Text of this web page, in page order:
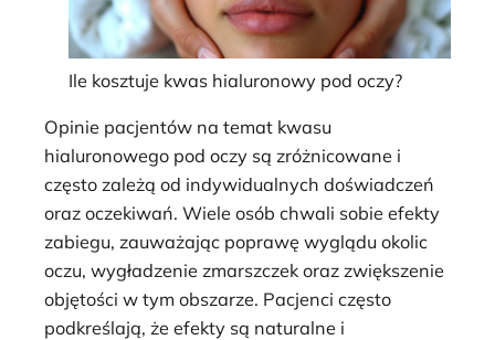
Ile kosztuje kwas hialuronowy pod oczy?
Opinie pacjentów na temat kwasu
hialuronowego pod oczy są zróżnicowane i
często zależą od indywidualnych doświadczeń
oraz oczekiwań. Wiele osób chwali sobie efekty
zabiegu, zauważając poprawę wyglądu okolic
oczu, wygładzenie zmarszczek oraz zwiększenie
objętości w tym obszarze. Pacjenci często
podkreślają, że efekty są naturalne i